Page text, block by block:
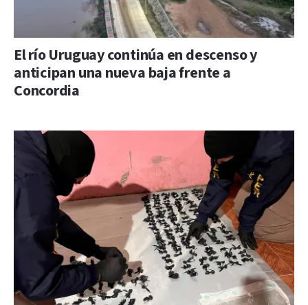
El río Uruguay continúa en descenso y
anticipan una nueva baja frente a
Concordia